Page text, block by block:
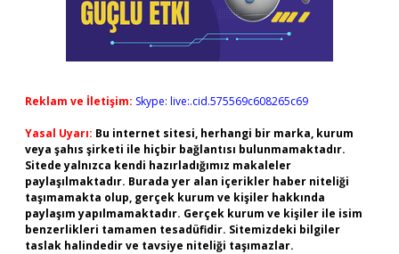
Reklam ve İletişim: Skype: live:.cid.575569c608265c69
Yasal Uyarı: Bu internet sitesi, herhangi bir marka, kurum
veya şahıs şirketi ile hiçbir bağlantısı bulunmamaktadır.
Sitede yalnızca kendi hazırladığımız makaleler
paylaşılmaktadır. Burada yer alan içerikler haber niteliği
taşımamakta olup, gerçek kurum ve kişiler hakkında
paylaşım yapılmamaktadır. Gerçek kurum ve kişiler ile isim
benzerlikleri tamamen tesadüfidir. Sitemizdeki bilgiler
taslak halindedir ve tavsiye niteliği taşımazlar.